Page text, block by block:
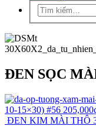
ĐEN SỌC
10-15×30) #56 205,000
ĐEN KIM MÀI THÔ